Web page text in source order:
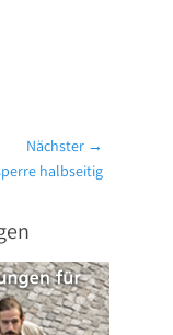
Nächster →
halbseitig